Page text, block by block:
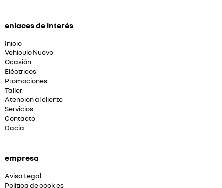
enlaces de interés
Inicio
Vehículo Nuevo
Ocasión
Eléctricos
Promociones
Taller
Atencion al cliente
Servicios
Contacto
Dacia
empresa
Aviso Legal
Política de cookies